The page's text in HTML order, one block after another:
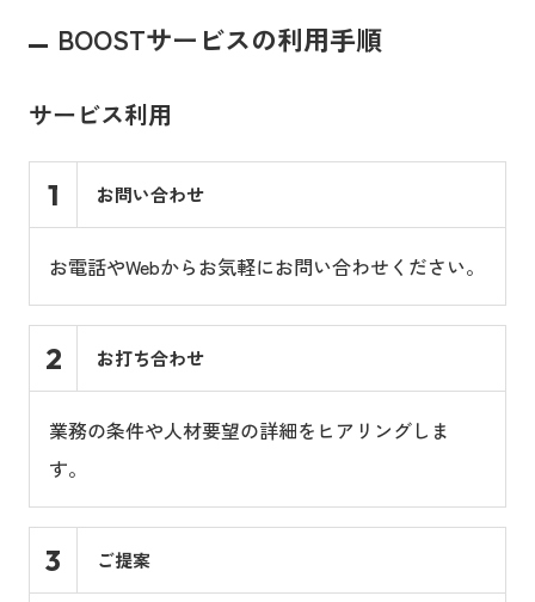
BOOSTサービスの利用手順
サービス利用
1 お問い合わせ
お電話やWebからお気軽にお問い合わせください。
2 お打ち合わせ
業務の条件や人材要望の詳細をヒアリングしま
す。
3 ご提案